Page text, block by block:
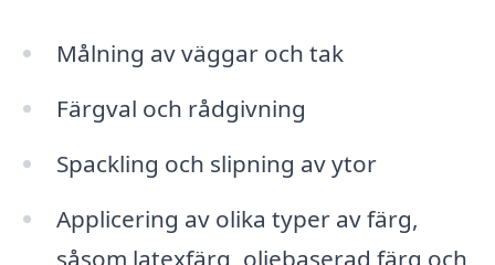
Målning av väggar och tak
Färgval och rådgivning
Spackling och slipning av ytor
Applicering av olika typer av färg,
såsom latexfärg, oljebaserad färg och